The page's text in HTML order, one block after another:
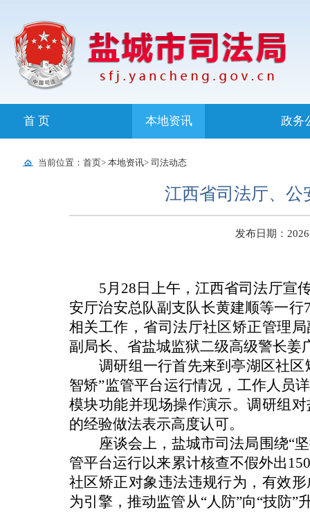
首 页 本地资讯 政务
当前位置： 首页> 本地资讯> 司法动态
江西省司法厅、公
发布日期：
5月 28 日上午，江西省司法厅宣
安厅治安总队副支队长黄建顺等一行
相关工作，省司法厅社区矫正管理
副局长、省盐城监狱二级高级警长姜
调研组一行首先来到亭湖区社
智矫”监管平台运行情况，工作人员
模块功能并现场操作演示。调研组
的经验做法表示高度认可。
座谈会上，盐城市司法局围绕“
管平台运行以来累计核查不假外出
社区矫正对象违法违规行为，有效
为引擎，推动监管从“人防”向“技防